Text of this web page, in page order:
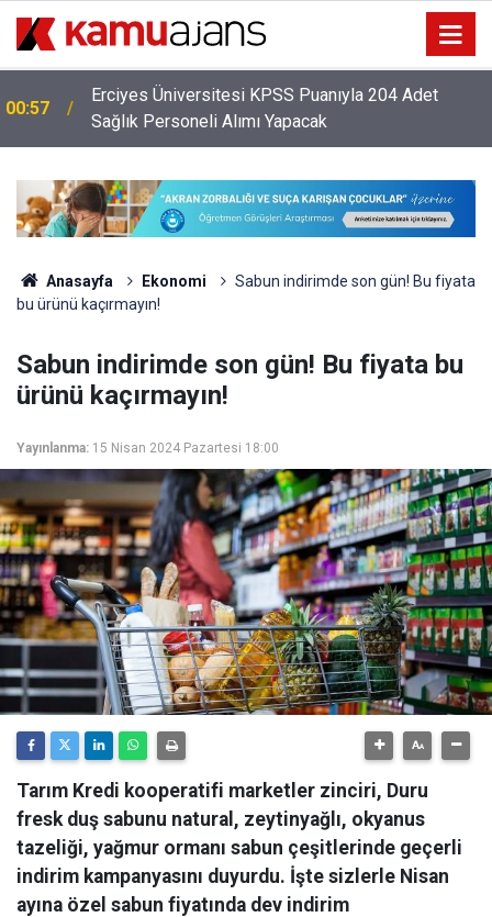
00:57
Erciyes Üniversitesi KPSS Puanıyla 204 Adet
Sağlık Personeli Alımı Yapacak
Anasayfa Ekonomi
Sabun indirimde son gün! Bu fiyata
bu ürünü kaçırmayın!
Sabun indirimde son gün! Bu fiyata bu
ürünü kaçırmayın!
Yayınlanma: 15 Nisan 2024 Pazartesi 18:00
Tarım Kredi kooperatifi marketler zinciri, Duru
fresk duş sabunu natural, zeytinyağlı, okyanus
tazeliği, yağmur ormanı sabun çeşitlerinde geçerli
indirim kampanyasını duyurdu. İşte sizlerle Nisan
ayına özel sabun fiyatında dev indirim